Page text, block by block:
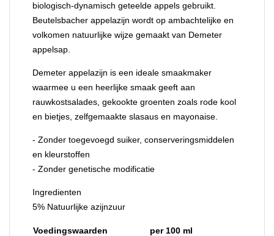
biologisch-dynamisch geteelde appels gebruikt.
Beutelsbacher appelazijn wordt op ambachtelijke en
volkomen natuurlijke wijze gemaakt van Demeter
appelsap.
Demeter appelazijn is een ideale smaakmaker
waarmee u een heerlijke smaak geeft aan
rauwkostsalades, gekookte groenten zoals rode kool
en bietjes, zelfgemaakte slasaus en mayonaise.
- Zonder toegevoegd suiker, conserveringsmiddelen
en kleurstoffen
- Zonder genetische modificatie
Ingredienten
5% Natuurlijke azijnzuur
Voedingswaarden
per 100 ml